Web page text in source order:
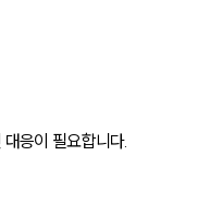
응이 필요합니다.